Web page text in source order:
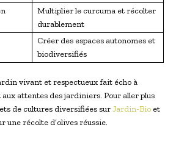
Multiplier le curcuma et récolter
durablement
Créer des espaces autonomes et
biodiversifiés
vivant et respectueux fait écho à
attentes des jardiniers. Pour aller plus
de cultures diversifiées surJardin-Bio et
une récolte d’olives réussie.